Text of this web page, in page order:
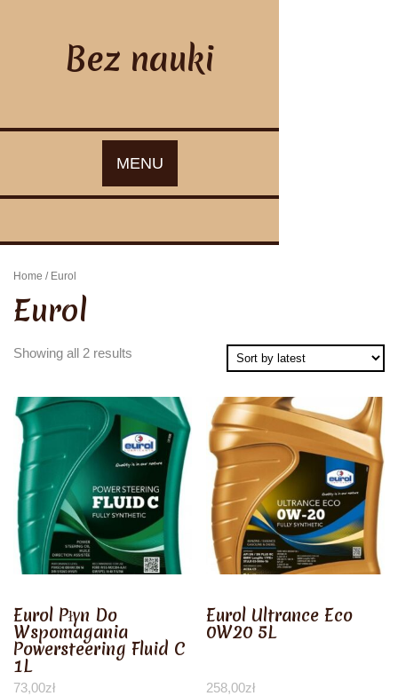
Bez nauki
MENU
Home / Eurol
Eurol
Showing all 2 results
Eurol Płyn Do
Wspomagania
Powersteering Fluid C
1L
73,00zł
Eurol Ultrance Eco
0W20 5L
258,00zł